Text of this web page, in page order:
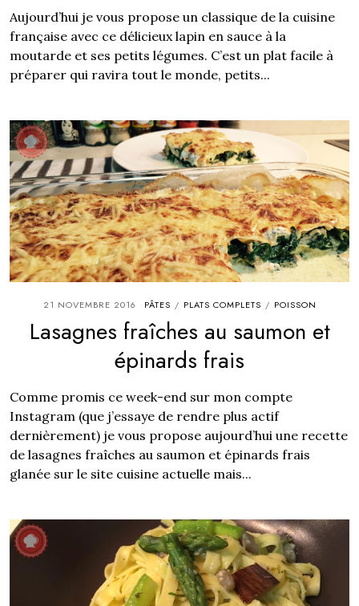
Aujourd’hui je vous propose un classique de la cuisine
française avec ce délicieux lapin en sauce à la
moutarde et ses petits légumes. C’est un plat facile à
préparer qui ravira tout le monde, petits...
21 NOVEMBRE 2016 PÂTES / PLATS COMPLETS / POISSON
Lasagnes fraîches au saumon et
épinards frais
Comme promis ce week-end sur mon compte
Instagram (que j’essaye de rendre plus actif
dernièrement) je vous propose aujourd’hui une recette
de lasagnes fraîches au saumon et épinards frais
glanée sur le site cuisine actuelle mais...